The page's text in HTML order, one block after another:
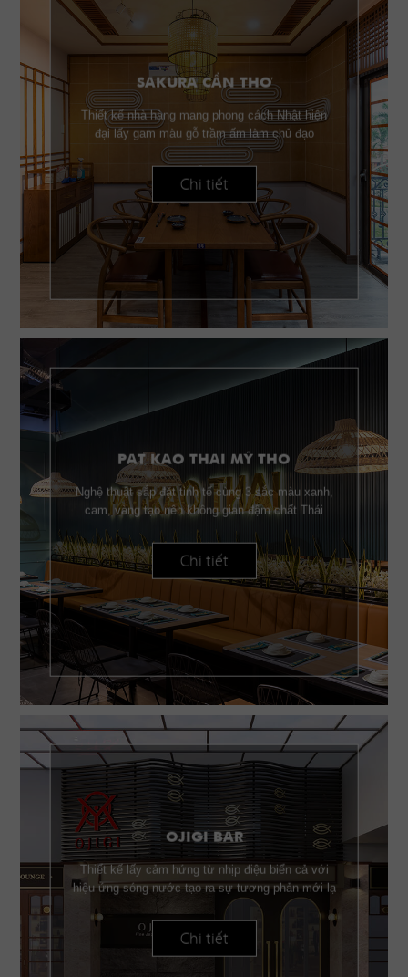
SAKURA CẦN THƠ
Thiết kế nhà hàng mang phong cách Nhật hiện
đại lấy gam màu gỗ trầm ấm làm chủ đạo
Chi tiết
PAT KAO THAI MỸ THO
Nghệ thuật sắp đặt tinh tế cùng 3 sắc màu xanh,
cam, vàng tạo nên không gian đậm chất Thái
Chi tiết
OJIGI BAR
Thiết kế lấy cảm hứng từ nhịp điệu biển cả với
hiệu ứng sóng nước tạo ra sự tương phản mới lạ
Chi tiết